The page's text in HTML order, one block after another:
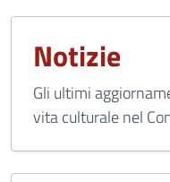
Notizie
Gli ultimi
vita culturale nel